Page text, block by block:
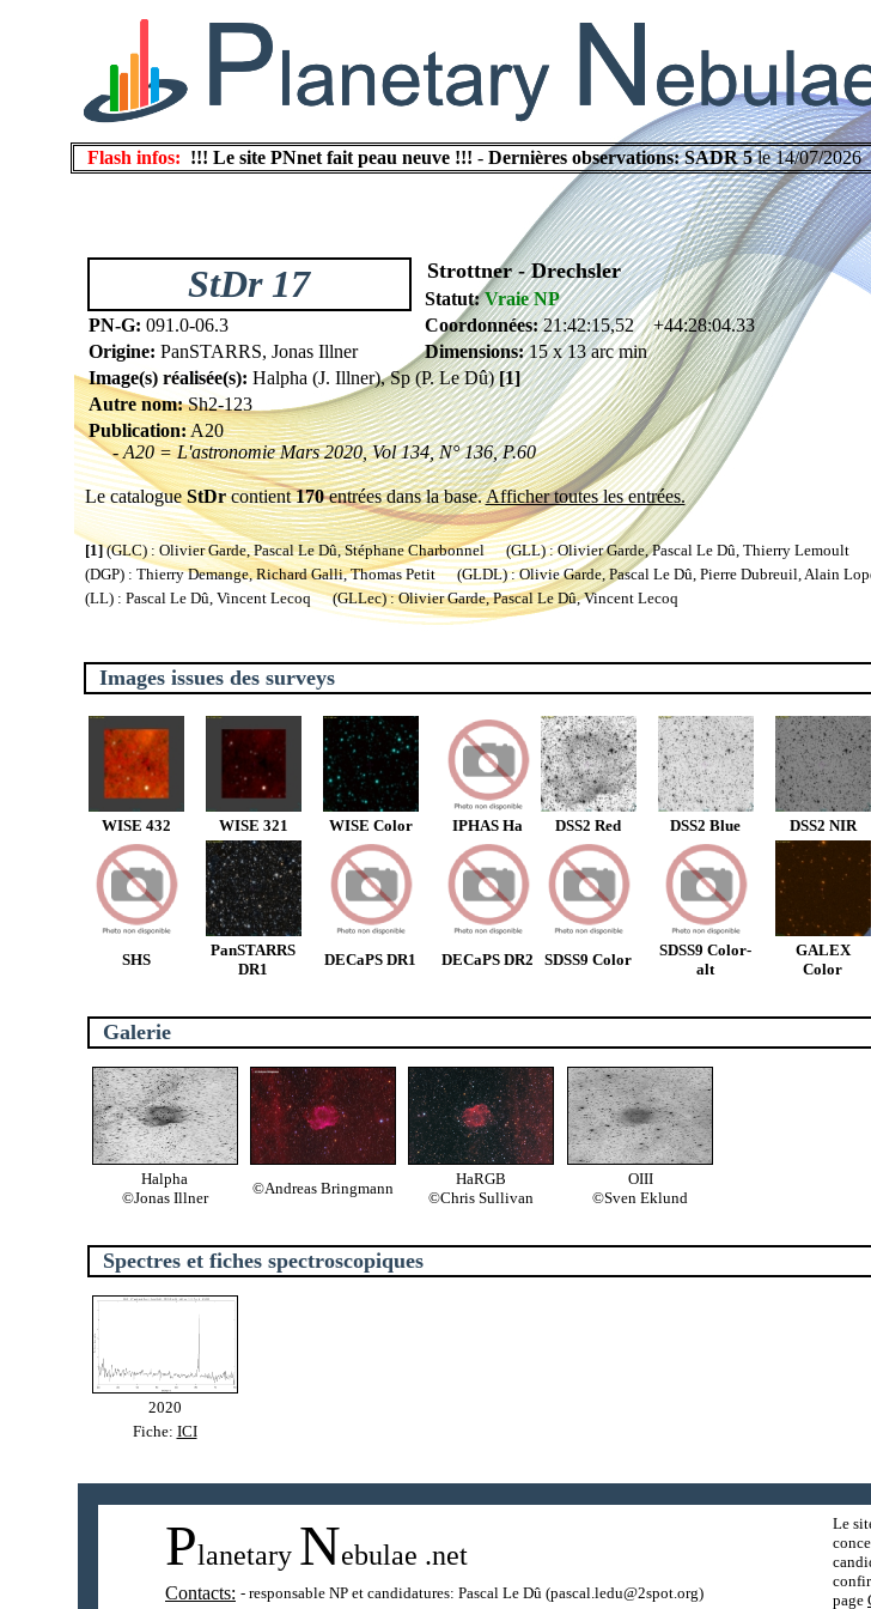
Flash infos: !!! Le site PNnet fait peau neuve !!! - Dernières observations: SADR 5le 14/07/
StDr 17 Strottner - Drechsler
Statut: Vraie NP
PN-G: 091.0-06.3 Coordonnées:21:42:15,52 +44:28:04.33
Origine: PanSTARRS, Jonas Illner Dimensions:15 x 13 arc min
Image(s) réalisée(s): Halpha (J. Illner), Sp (P. Le Dû)[1]
Autre nom:Sh2-123
Publication:A20
- A20 = L'astronomie Mars 2020, Vol 134, N° 136, P.60
Le catalogueStDrcontient170entrées dans la base.Afficher toutes les entrées.
[1](GLC) : Olivier Garde, Pascal Le Dû, Stéphane Charbonnel (GLL) : Olivier Garde, Pascal Le Dû, Thierry Lemoult
(DGP) : Thierry Demange, Richard Galli, Thomas Petit (GLDL) : Olivie Garde, Pascal Le Dû, Pierre Dubreuil, Alain
(LL) : Pascal Le Dû, Vincent Lecoq (GLLec) : Olivier Garde, Pascal Le Dû, Vincent Lecoq
Images issues des surveys
WISE 432 WISE 321 WISE Color IPHAS Ha DSS2 Red DSS2 Blue DSS2 NIR
SHS
PanSTARRS
DR1
DECaPS DR1 DECaPS DR2 SDSS9 Color
SDSS9 Color-
alt
GALEX
Color
Galerie
Halpha
©Jonas Illner
©Andreas Bringmann
HaRGB
©Chris Sullivan
OIII
©Sven Eklund
Spectres et fiches spectroscopiques
2020
Fiche: ICI
Planetary Nebulae .net
Contacts: - responsable NP et candidatures: Pascal Le Dû (pascal.ledu@2spot.org)
Le
page